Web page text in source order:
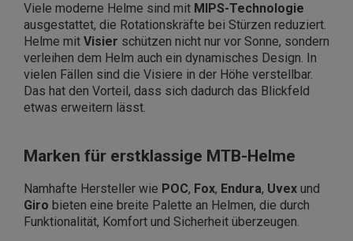
Viele moderne Helme sind mit MIPS-Technologie
ausgestattet, die Rotationskräfte bei Stürzen reduziert.
Helme mit Visier schützen nicht nur vor Sonne, sondern
verleihen dem Helm auch ein dynamisches Design. In
vielen Fällen sind die Visiere in der Höhe verstellbar.
Das hat den Vorteil, dass sich dadurch das Blickfeld
etwas erweitern lässt.
Marken für erstklassige MTB-Helme
Namhafte Hersteller wie POC, Fox, Endura, Uvex und
Giro bieten eine breite Palette an Helmen, die durch
Funktionalität, Komfort und Sicherheit überzeugen.